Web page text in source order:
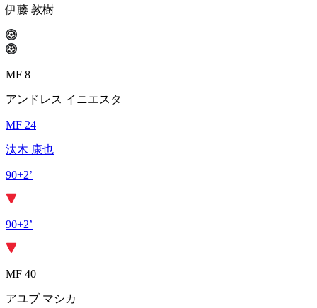
伊藤 敦樹
MF 8
アンドレス イニエスタ
MF 24
汰木 康也
90+2’
90+2’
MF 40
アユブ マシカ